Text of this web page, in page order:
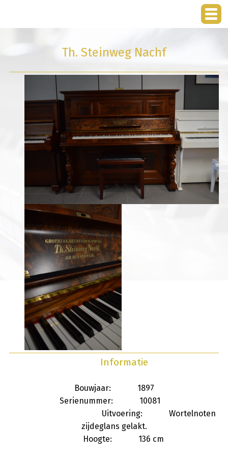
Th. Steinweg Nachf
Informatie
Bouwjaar: 1897
Serienummer: 10081
Uitvoering: Wortelnoten
zijdeglans gelakt.
Hoogte: 136 cm